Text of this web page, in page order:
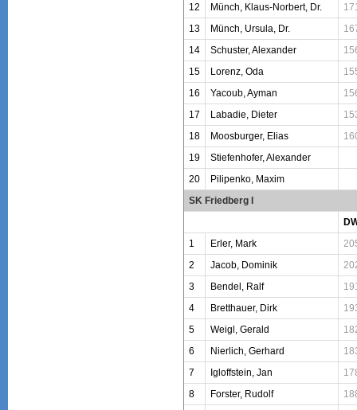
12
Münch, Klaus-Norbert, Dr.
13
Münch, Ursula, Dr.
14
Schuster, Alexander
15
Lorenz, Oda
16
Yacoub, Ayman
17
Labadie, Dieter
18
Moosburger, Elias
19
Stiefenhofer, Alexander
20
Pilipenko, Maxim
SK Friedberg I
1
Erler, Mark
2
Jacob, Dominik
3
Bendel, Ralf
4
Bretthauer, Dirk
5
Weigl, Gerald
6
Nierlich, Gerhard
7
Igloffstein, Jan
8
Forster, Rudolf